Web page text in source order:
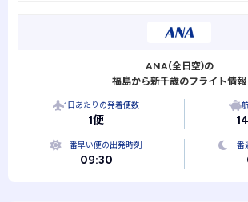
ANA(全日空)の
福島から新千歳のフライト情報
1日あたりの発着便数
1便
一番早い便の出発時刻
09:30
一番